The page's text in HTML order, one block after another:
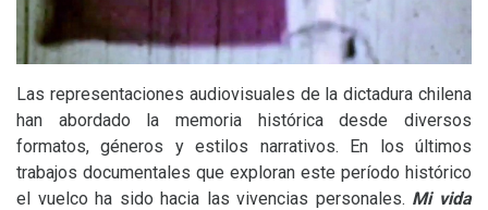
Las representaciones audiovisuales de la dictadura chilena
han abordado la memoria histórica desde diversos
formatos, géneros y estilos narrativos. En los últimos
trabajos documentales que exploran este período histórico
el vuelco ha sido hacia las vivencias personales. Mi vida